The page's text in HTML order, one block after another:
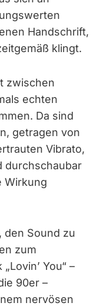
Handschrift,
klingt.
zwischen
echten
Da sind
getragen von
Vibrato,
durchschaubar
Wirkung
den Sound zu
zum
You“ –
90er –
nervösen